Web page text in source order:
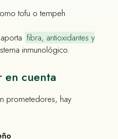
tofu o tempeh
fibra, antioxidantes y
inmunológico.
en cuenta
prometedores, hay